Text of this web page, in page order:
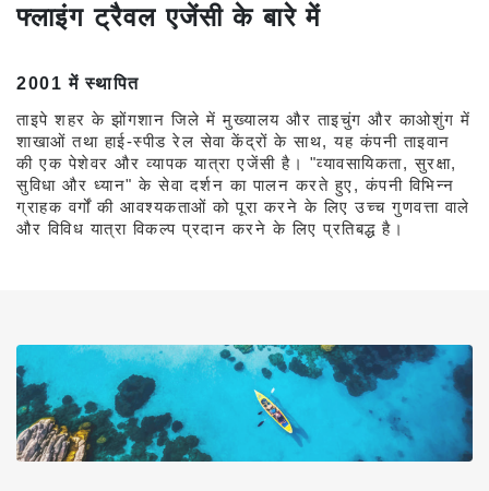
फ्लाइंग ट्रैवल एजेंसी के बारे में
2001 में स्थापित
ताइपे शहर के झोंगशान जिले में मुख्यालय और ताइचुंग और काओशुंग में
शाखाओं तथा हाई-स्पीड रेल सेवा केंद्रों के साथ, यह कंपनी ताइवान
की एक पेशेवर और व्यापक यात्रा एजेंसी है। "व्यावसायिकता, सुरक्षा,
सुविधा और ध्यान" के सेवा दर्शन का पालन करते हुए, कंपनी विभिन्न
ग्राहक वर्गों की आवश्यकताओं को पूरा करने के लिए उच्च गुणवत्ता वाले
और विविध यात्रा विकल्प प्रदान करने के लिए प्रतिबद्ध है।